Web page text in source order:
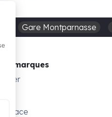
Gare Montparnasse
Nos marques
Subter
Surplace